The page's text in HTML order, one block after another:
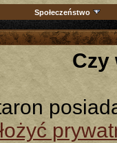
Społeczeństwo
Czy